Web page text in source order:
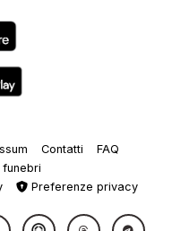
Contatti
FAQ
funebri
Preferenze privacy